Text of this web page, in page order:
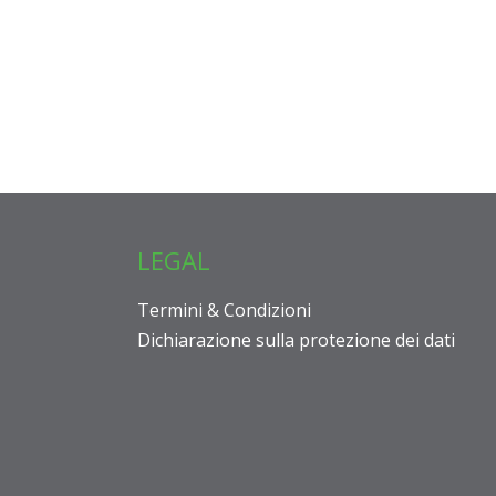
LEGAL
Termini & Condizioni
Dichiarazione sulla protezione dei dati